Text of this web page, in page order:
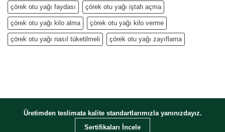
çörek otu yağı faydası çörek otu yağı iştah açma
çörek otu yağı kilo alma çörek otu yağı kilo verme
çörek otu yağı nasıl tüketilmeli çörek otu yağı zayıflama
Üretimden teslimata kalite standartlarımızla yanınızdayız.
Sertifikaları İncele